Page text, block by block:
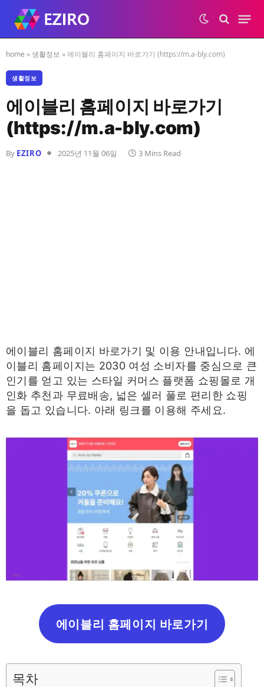
home »생활정보 »에이블리 홈페이지 바로가기 (https://m.a-bly.com)
생활정보
에이블리 홈페이지 바로가기
(https://m.a-bly.com)
By EZIRO 2025년 11월 06일 3 Mins Read
에이블리 홈페이지 바로가기 및 이용 안내입니다. 에
이블리 홈페이지는 2030 여성 소비자를 중심으로 큰
인기를 얻고 있는 스타일 커머스 플랫폼 쇼핑몰로 개
인화 추천과 무료배송, 넓은 셀러 풀로 편리한 쇼핑
을 돕고 있습니다. 아래 링크를 이용해 주세요.
에이블리 홈페이지 바로가기
목차